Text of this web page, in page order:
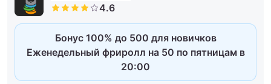
Бонус 100% до 500 для новичков
Еженедельный фриролл на 50 по пятницам в
20:00